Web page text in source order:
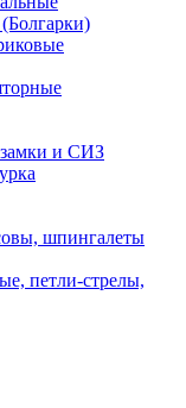
и СИЗ
шпингалеты
петли-стрелы,